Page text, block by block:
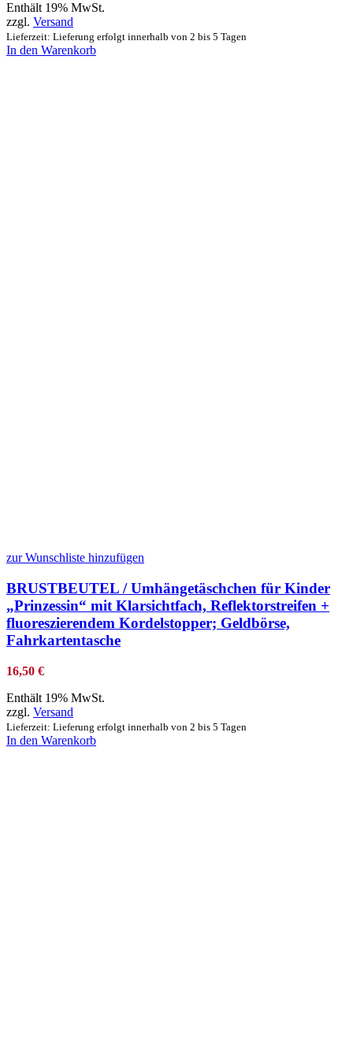
Enthält 19% MwSt.
zzgl. Versand
Lieferzeit: Lieferung erfolgt innerhalb von 2 bis 5 Tagen
In den Warenkorb
zur Wunschliste hinzufügen
BRUSTBEUTEL / Umhängetäschchen für Kinder
„Prinzessin“ mit Klarsichtfach, Reflektorstreifen +
fluoreszierendem Kordelstopper; Geldbörse,
Fahrkartentasche
16,50 €
Enthält 19% MwSt.
zzgl. Versand
Lieferzeit: Lieferung erfolgt innerhalb von 2 bis 5 Tagen
In den Warenkorb